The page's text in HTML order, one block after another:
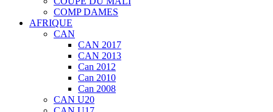
COMP DAMES
AFRIQUE
CAN
CAN 2017
CAN 2013
Can 2012
Can 2010
Can 2008
CAN U20